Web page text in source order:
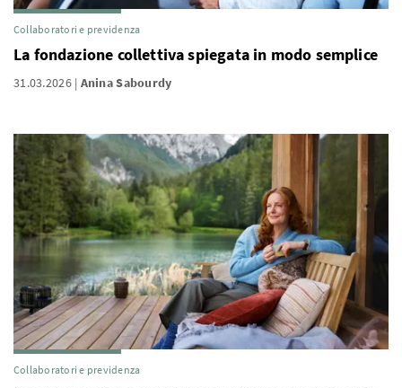
Collaboratori e previdenza
La fondazione collettiva spiegata in modo semplice
31.03.2026 Anina Sabourdy
Collaboratori e previdenza